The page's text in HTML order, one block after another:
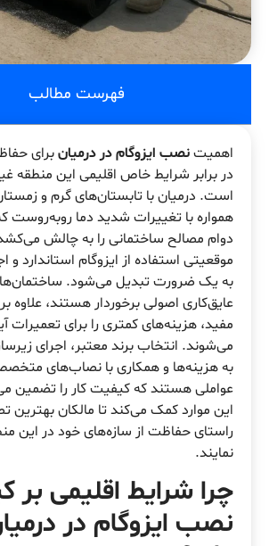
فهرست مطالب
اهمیتنصب ایزوگام در درمیانبرای
در برابر شرایط خاص اقلیمی این منطقه
است. درمیان با تابستان‌های گرم و
همواره با تغییرات شدید دما روبه‌روست
دوام مصالح ساختمانی را به چالش
موقعیتی استفاده از ایزوگام استاندارد و
به یک ضرورت تبدیل می‌شود.
عایق‌کاری اصولی برخوردار هستند، علاوه
مفید، هزینه‌های کمتری را برای تعمیرات
می‌شوند. انتخاب برند معتبر، اجرای
به هزینه‌ها و همکاری با نصاب‌های
عواملی هستند که کیفیت کار را تضمین
این موارد کمک می‌کند تا مالکان بهترین
راستای حفاظت از سازه‌های خود در این
نمایند.
چرا شرایط اقلیمی بر
نصب ایزوگام در